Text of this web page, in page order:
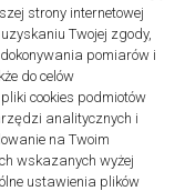
strony internetowej
Twojej zgody,
pomiarów i
do celów
cookies podmiotów
analitycznych i
na Twoim
wskazanych wyżej
ustawienia plików
zakres